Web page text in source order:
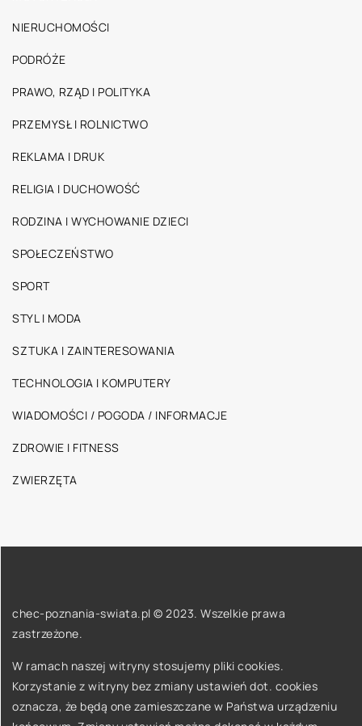
NIERUCHOMOŚCI
PODRÓŻE
PRAWO, RZĄD I POLITYKA
PRZEMYSŁ I ROLNICTWO
REKLAMA I DRUK
RELIGIA I DUCHOWOŚĆ
RODZINA I WYCHOWANIE DZIECI
SPOŁECZEŃSTWO
SPORT
STYL I MODA
SZTUKA I ZAINTERESOWANIA
TECHNOLOGIA I KOMPUTERY
WIADOMOŚCI / POGODA / INFORMACJE
ZDROWIE I FITNESS
ZWIERZĘTA
chec-poznania-swiata.pl © 2023. Wszelkie prawa
zastrzeżone.
W ramach naszej witryny stosujemy pliki cookies.
Korzystanie z witryny bez zmiany ustawień dot. cookies
oznacza, że będą one zamieszczane w Państwa urządzeniu